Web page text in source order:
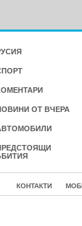
ОТ ВЧЕРА
КОНТАКТИ